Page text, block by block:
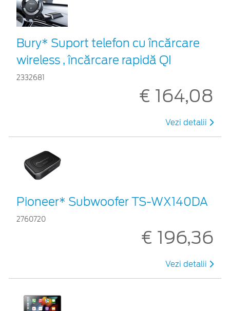
Bury* Suport telefon cu încărcare
wireless , încărcare rapidă QI
2332681
€ 164,08
Vezi detalii
Pioneer* Subwoofer TS-WX140DA
2760720
€ 196,36
Vezi detalii